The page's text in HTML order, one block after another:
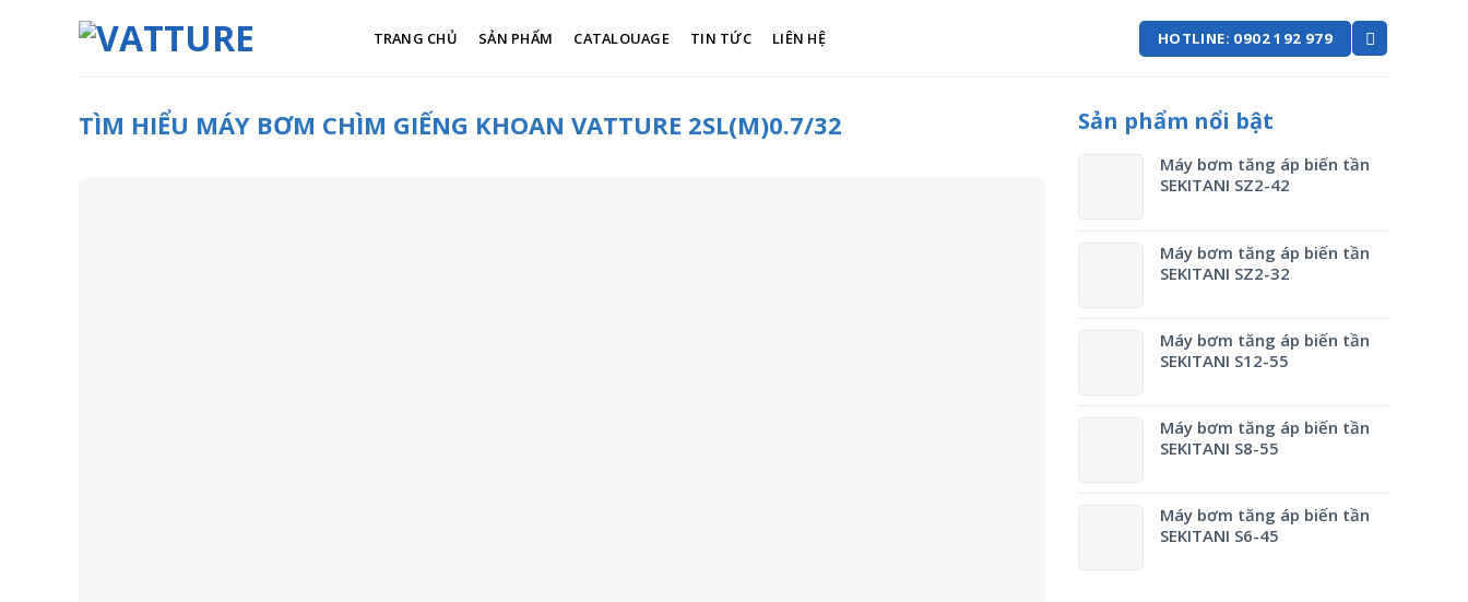
TRANG CHỦ SẢN PHẨM CATALOUAGE TIN TỨC LIÊN HỆ HOTLINE: 0902 192 979
TÌM HIỂU MÁY BƠM CHÌM GIẾNG KHOAN VATTURE 2SL(M)0.7/32 Sản phẩm nổi bật
Máy bơm tăng áp biến tần
SEKITANI SZ2-42
Máy bơm tăng áp biến tần
SEKITANI SZ2-32
Máy bơm tăng áp biến tần
SEKITANI S12-55
Máy bơm tăng áp biến tần
SEKITANI S8-55
Máy bơm tăng áp biến tần
SEKITANI S6-45